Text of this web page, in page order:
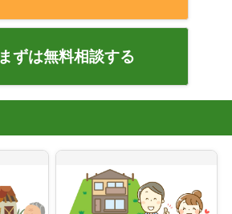
まずは無料相談する